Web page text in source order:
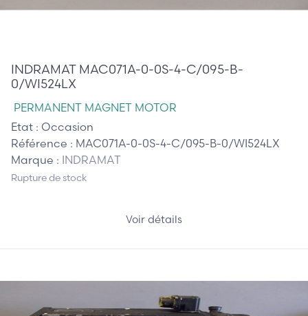
INDRAMAT MAC071A-0-0S-4-C/095-B-
0/WI524LX
PERMANENT MAGNET MOTOR
Etat : Occasion
Référence : MAC071A-0-0S-4-C/095-B-0/WI524LX
Marque : INDRAMAT
Rupture de stock
Voir détails